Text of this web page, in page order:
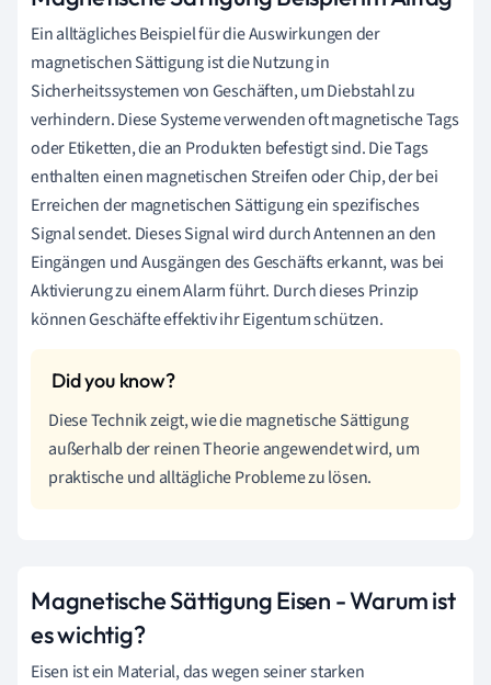
Ein alltägliches Beispiel für die Auswirkungen der
magnetischen Sättigung ist die Nutzung in
Sicherheitssystemen von Geschäften, um Diebstahl zu
verhindern. Diese Systeme verwenden oft magnetische Tags
oder Etiketten, die an Produkten befestigt sind. Die Tags
enthalten einen magnetischen Streifen oder Chip, der bei
Erreichen der magnetischen Sättigung ein spezifisches
Signal sendet. Dieses Signal wird durch Antennen an den
Eingängen und Ausgängen des Geschäfts erkannt, was bei
Aktivierung zu einem Alarm führt. Durch dieses Prinzip
können Geschäfte effektiv ihr Eigentum schützen.
Diese Technik zeigt, wie die magnetische Sättigung
außerhalb der reinen Theorie angewendet wird, um
praktische und alltägliche Probleme zu lösen.
Magnetische Sättigung Eisen - Warum ist
es wichtig?
Eisen ist ein Material, das wegen seiner starken